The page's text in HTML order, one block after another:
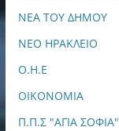
ΝΕΑ ΤΟΥ ΔΗΜΟΥ
ΝΕΟ ΗΡΑΚΛΕΙΟ
Ο.Η.Ε
ΟΙΚΟΝΟΜΙΑ
Π.Π.Σ "ΑΓΙΑ ΣΟΦΙΑ"